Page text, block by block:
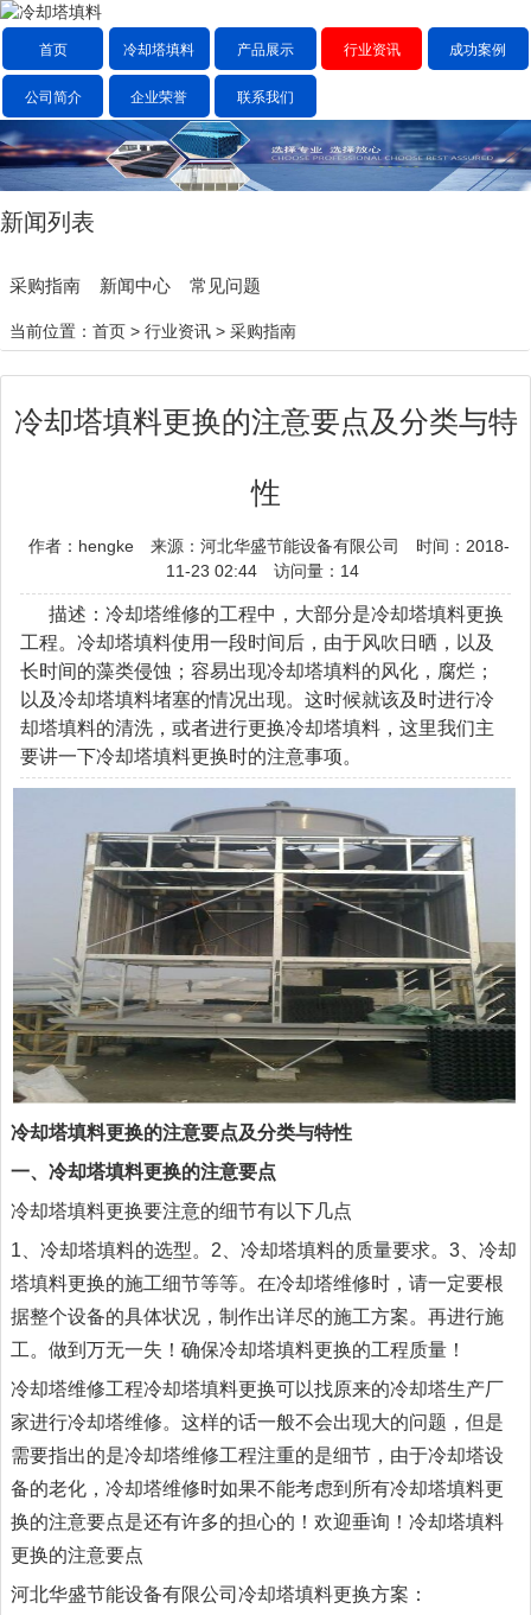
首页 冷却塔填料 产品展示 行业资讯 成功案例
公司简介 企业荣誉 联系我们
新闻列表
采购指南 新闻中心 常见问题
当前位置： 首页 > 行业资讯 > 采购指南
冷却塔填料更换的注意要点及分类与特
性
作者：hengke 来源：河北华盛节能设备有限公司
时间：2018-
11-23 02:44
访问量：14
描述：冷却塔维修的工程中，大部分是冷却塔填料更换
工程。冷却塔填料使用一段时间后，由于风吹日晒，以及
长时间的藻类侵蚀；容易出现冷却塔填料的风化，腐烂；
以及冷却塔填料堵塞的情况出现。这时候就该及时进行冷
却塔填料的清洗，或者进行更换冷却塔填料，这里我们主
要讲一下冷却塔填料更换时的注意事项。
冷却塔填料更换的注意要点及分类与特性
一、冷却塔填料更换的注意要点
冷却塔填料更换要注意的细节有以下几点
1、冷却塔填料的选型。2、冷却塔填料的质量要求。3、冷却
塔填料更换的施工细节等等。在冷却塔维修时，请一定要根
据整个设备的具体状况，制作出详尽的施工方案。再进行施
工。做到万无一失！确保冷却塔填料更换的工程质量！
冷却塔维修工程冷却塔填料更换可以找原来的冷却塔生产厂
家进行冷却塔维修。这样的话一般不会出现大的问题，但是
需要指出的是冷却塔维修工程注重的是细节，由于冷却塔设
备的老化，冷却塔维修时如果不能考虑到所有冷却塔填料更
换的注意要点是还有许多的担心的！欢迎垂询！冷却塔填料
更换的注意要点
河北华盛节能设备有限公司冷却塔填料更换方案：